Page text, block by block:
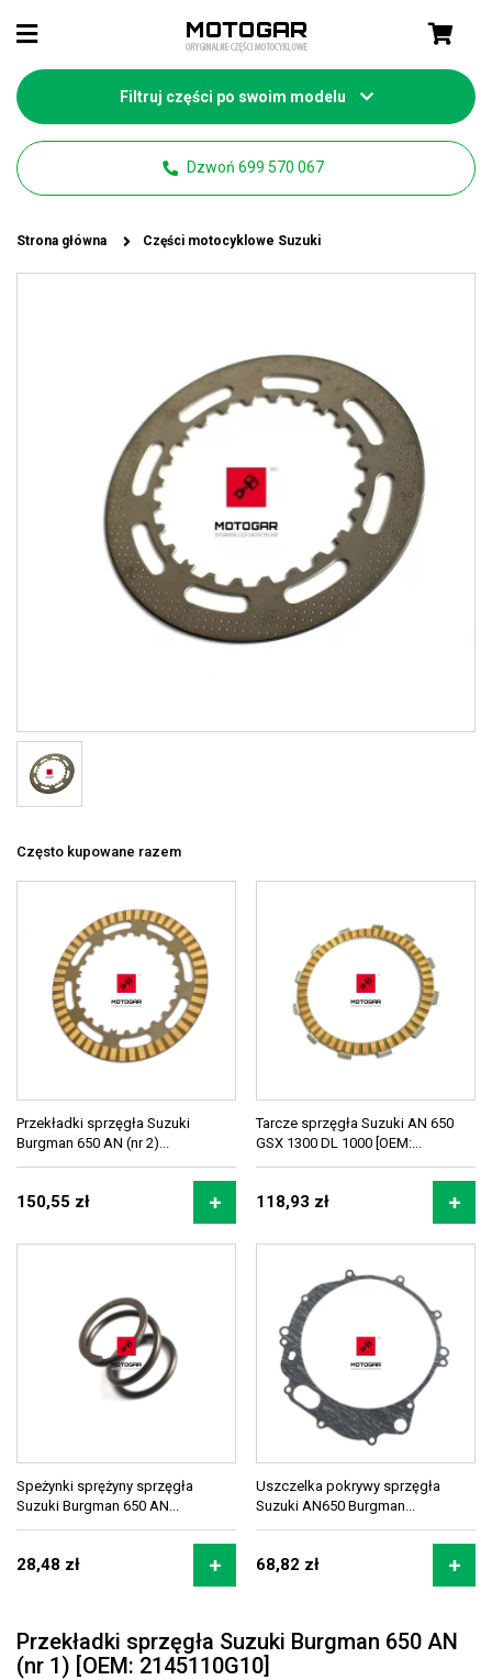
Filtruj części po swoim modelu
Dzwoń 699 570 067
Strona główna Części motocyklowe Suzuki
Często kupowane razem
Przekładki sprzęgła Suzuki
Burgman 650 AN (nr 2)...
150,55 zł
Tarcze sprzęgła Suzuki AN 650
GSX 1300 DL 1000 [OEM:...
118,93 zł
Speżynki sprężyny sprzęgła
Suzuki Burgman 650 AN...
28,48 zł
Uszczelka pokrywy sprzęgła
Suzuki AN650 Burgman...
68,82 zł
Przekładki sprzęgła Suzuki Burgman 650 AN
(nr 1) [OEM: 2145110G10]